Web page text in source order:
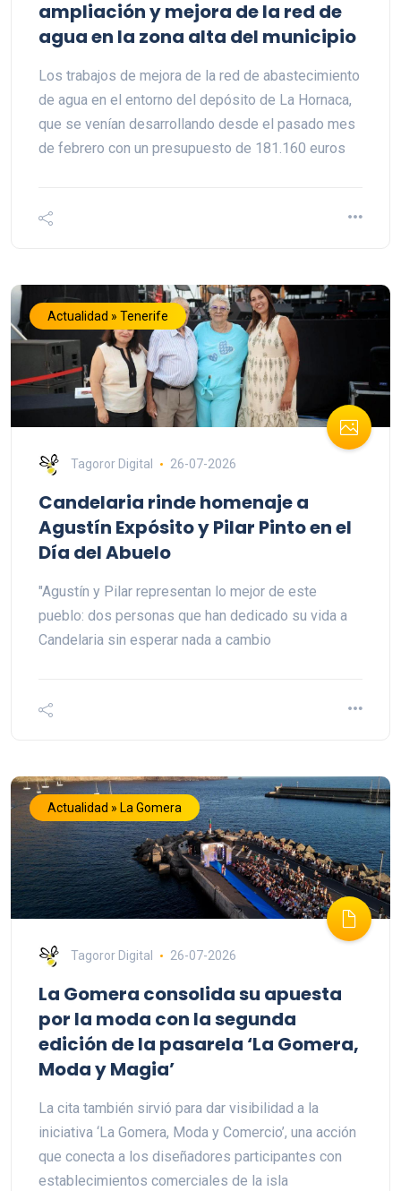
ampliación y mejora de la red de
agua en la zona alta del municipio
Los trabajos de mejora de la red de abastecimiento
de agua en el entorno del depósito de La Hornaca,
que se venían desarrollando desde el pasado mes
de febrero con un presupuesto de 181.160 euros
Actualidad » Tenerife
Tagoror Digital 26-07-2026
Candelaria rinde homenaje a
Agustín Expósito y Pilar Pinto en el
Día del Abuelo
"Agustín y Pilar representan lo mejor de este
pueblo: dos personas que han dedicado su vida a
Candelaria sin esperar nada a cambio
Actualidad » La Gomera
Tagoror Digital 26-07-2026
La Gomera consolida su apuesta
por la moda con la segunda
edición de la pasarela ‘La Gomera,
Moda y Magia’
La cita también sirvió para dar visibilidad a la
iniciativa ‘La Gomera, Moda y Comercio’, una acción
que conecta a los diseñadores participantes con
establecimientos comerciales de la isla